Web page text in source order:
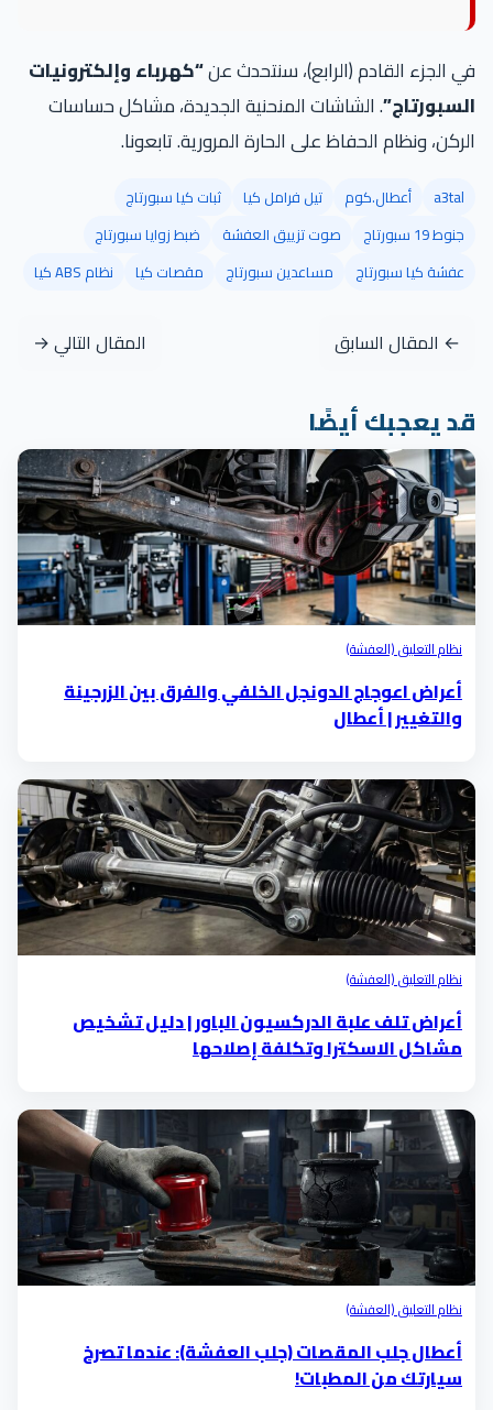
في الجزء القادم (الرابع)، سنتحدث عن“كهرباء وإلكترونيات
السبورتاج”. الشاشات المنحنية الجديدة، مشاكل حساسات
الركن، ونظام الحفاظ على الحارة المرورية. تابعونا.
a3tal أعطال.كوم تيل فرامل كيا
ثبات كيا سبورتاج
جنوط 19 سبورتاج
صوت تزييق العفشة
ضبط زوايا سبورتاج
عفشة كيا سبورتاج
مساعدين سبورتاج مقصات كيا نظام ABS كيا
← المقال السابق المقال التالي →
قد يعجبك أيضًا
نظام التعليق (العفشة)
أعراض اعوجاج الدونجل الخلفي والفرق بين الزرجينة
والتغيير | أعطال
نظام التعليق (العفشة)
أعراض تلف علبة الدركسيون الباور | دليل تشخيص
مشاكل الاسكترا وتكلفة إصلاحها
نظام التعليق (العفشة)
أعطال جلب المقصات (جلب العفشة): عندما تصرخ
سيارتك من المطبات!